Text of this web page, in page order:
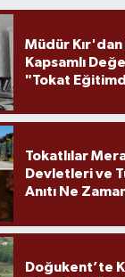
Müdür
Kapsamlı
"Tokat
Tokatlılar
Devletleri ve
Anıtı Ne
Doğukent’te